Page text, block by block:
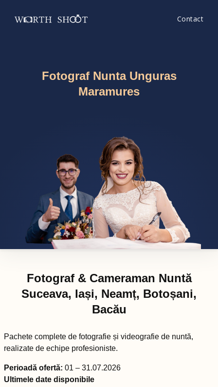
Contact
Fotograf Nunta Unguras
Maramures
Fotograf & Cameraman Nuntă
Suceava, Iași, Neamț, Botoșani,
Bacău
Pachete complete de fotografie și videografie de nuntă,
realizate de echipe profesioniste.
Perioadă ofertă: 01 – 31.07.2026
Ultimele date disponibile